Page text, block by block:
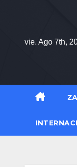
vie. Ago 7th,